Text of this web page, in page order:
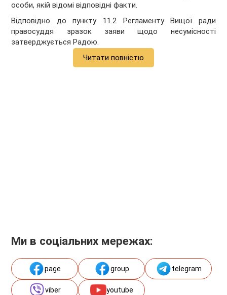
особи, якій відомі відповідні факти.
Відповідно до пункту 11.2 Регламенту Вищої ради
правосуддя зразок заяви щодо несумісності
затверджується Радою.
Читати повністю
Ми в соціальних мережах:
page group telegram
viber youtube